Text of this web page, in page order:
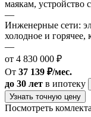
маякам, устройство
—
Инженерные сети:
холодное и горячее,
—
от 4 830 000 ₽
От 37 139 ₽/мес.
до 30 лет в ипотеку
Узнать точную цену
Посмотреть